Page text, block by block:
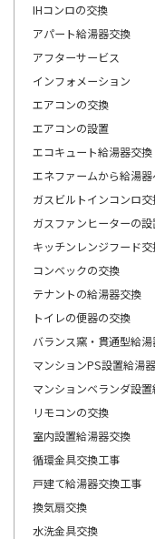
IHコンロの交換
アパート給湯器交換
アフターサービス
インフォメーション
エアコンの交換
エアコンの設置
エコキュート給湯器交換
エネファームから給湯
ガスビルトインコンロ交
ガスファンヒーターの
キッチンレンジフード交
コンベックの交換
テナントの給湯器交換
トイレの便器の交換
バランス窯・貫通型給
マンションPS設置給湯
マンションベランダ設
リモコンの交換
室内設置給湯器交換
循環金具交換工事
戸建て給湯器交換工事
換気扇交換
水洗金具交換